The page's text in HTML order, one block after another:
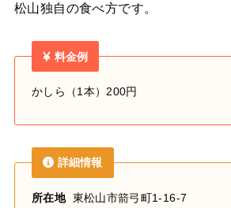
松山独自の食べ方です。
料金例
かしら（1本）200円
詳細情報
所在地東松山市箭弓町1-16-7